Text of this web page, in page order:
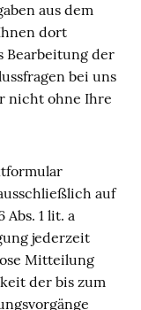
aus dem
dort
Bearbeitung der
bei uns
nicht ohne Ihre
auf
1 lit. a
jederzeit
Mitteilung
der bis zum